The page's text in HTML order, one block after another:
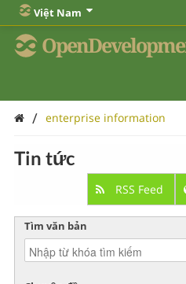
Việt Nam
/ enterprise information
Tin tức
RSS Feed
Tìm văn bản